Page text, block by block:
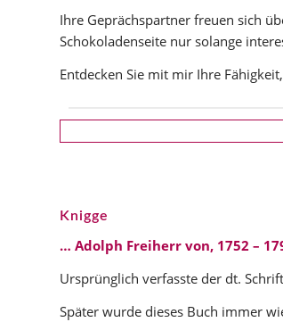
Ihre Geprächspartner freuen sich
Schokoladenseite nur solange
Entdecken Sie mit mir Ihre
Knigge
… Adolph Freiherr von, 1752 –
Ursprünglich verfasste der dt.
Später wurde dieses Buch immer